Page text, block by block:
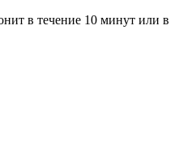
в течение 10 минут или в